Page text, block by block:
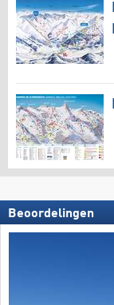
Beoordelingen